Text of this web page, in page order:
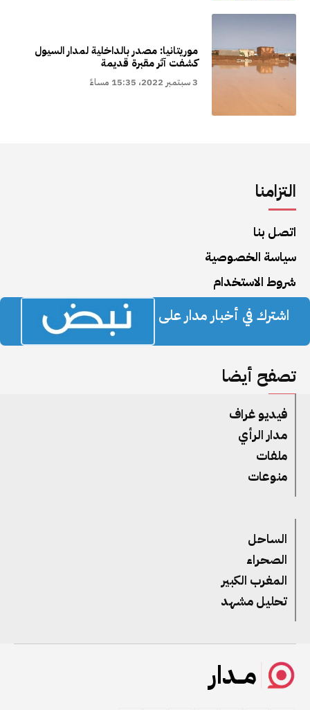
موريتانيا: مصدر بالداخلية لمدار السيول
كشفت آثر مقبرة قديمة
3 سبتمبر 2022، 15:35 مساءً
التزامنا
اتصل بنا
سياسة الخصوصية
شروط الاستخدام
اشترك في أخبار مدار على
تصفح أيضا
فيديو غراف
مدار الرأي
ملفات
منوعات
الساحل
الصحراء
المغرب الكبير
تحليل مشهد
مــدار